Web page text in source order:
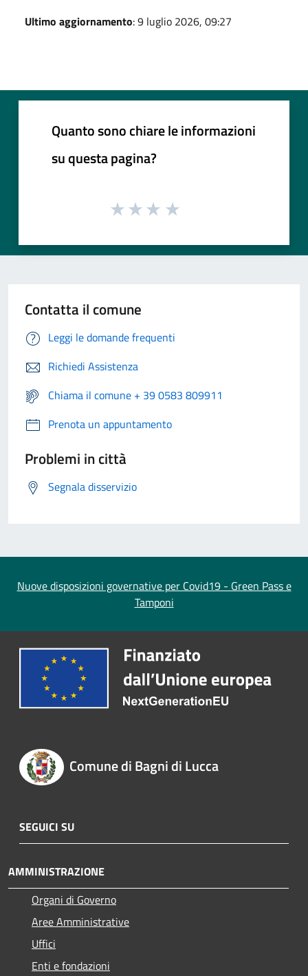
Ultimo aggiornamento: 9 luglio 2026, 09:27
Quanto sono chiare le informazioni
su questa pagina?
Contatta il comune
Leggi le domande frequenti
Richiedi Assistenza
Chiama il comune + 39 0583 809911
Prenota un appuntamento
Problemi in città
Segnala disservizio
Nuove disposizioni governative per Covid19 - Green Pass e
Tamponi
Comune di Bagni di Lucca
SEGUICI SU
AMMINISTRAZIONE
Organi di Governo
Aree Amministrative
Uffici
Enti e fondazioni